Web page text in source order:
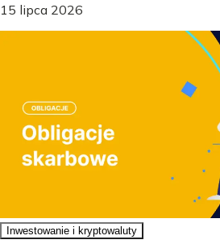
15 lipca 2026
Inwestowanie i kryptowaluty